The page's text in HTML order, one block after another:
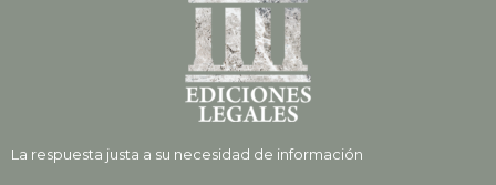
La respuesta justa a su necesidad de información